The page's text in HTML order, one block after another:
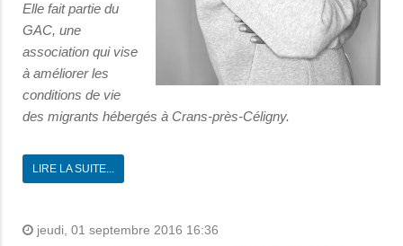
Elle fait partie du
GAC, une
association qui vise
à améliorer les
conditions de vie
des migrants hébergés à Crans-près-Céligny.
LIRE LA SUITE...
jeudi, 01 septembre 2016 16:36